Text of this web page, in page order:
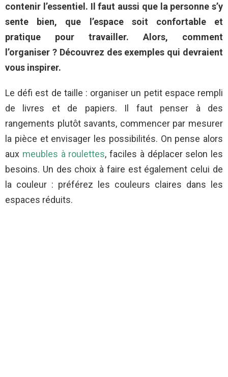
contenir l’essentiel. Il faut aussi que la personne s’y
sente bien, que l’espace soit confortable et
pratique pour travailler. Alors, comment
l’organiser ? Découvrez des exemples qui devraient
vous inspirer.
Le défi est de taille : organiser un petit espace rempli
de livres et de papiers. Il faut penser à des
rangements plutôt savants, commencer par mesurer
la pièce et envisager les possibilités. On pense alors
aux meubles à roulettes, faciles à déplacer selon les
besoins. Un des choix à faire est également celui de
la couleur : préférez les couleurs claires dans les
espaces réduits.